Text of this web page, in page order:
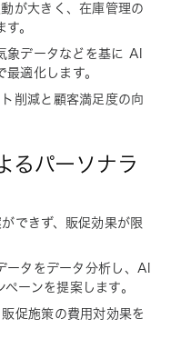
が大きく、在庫管理の
。
象データなどを基に AI
適化します。
削減と顧客満足度の向
るパーソナラ
できず、販促効果が限
タをデータ分析し、AI
ーンを提案します。
促施策の費用対効果を